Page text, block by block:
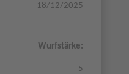
18/12/2025
Wurfstärke:
5